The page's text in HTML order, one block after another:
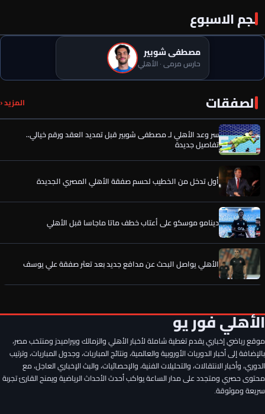
نجم الاسبوع
مصطفى شوبير
حارس مرمى · الأهلي
الصفقات المزيد ‹
رسميًا.. إمام عاشور يوافق على تمديد عقده مع الأهلي حتى 2030
تفاصيل جديدة
أول تدخل من الخطيب لحسم صفقة الأهلي المصري الجديدة
دينامو موسكو على أعتاب خطف ماتا ماجاسا قبل الأهلي
الأهلي يواصل البحث عن مدافع جديد بعد تعثر صفقة علي يوسف
الخطيب يحسم الصفقة الخامسة لـ الأهلي.. كواليس جديدة
سر وعد الأهلي لـ مصطفى شوبير قبل تمديد العقد ورقم خيالي..
تفاصيل جديدة
أول تدخل من الخطيب لحسم صفقة الأهلي المصري الجديدة
الأهلي فور يو
موقع رياضي إخباري يقدم تغطية شاملة لأخبار الأهلي والزمالك وبيراميدز ومنتخب مصر،
بالإضافة إلى أخبار الدوريات الأوروبية والعالمية، ونتائج المباريات، وجدول المباريات، وترتيب
الدوري، وأخبار الانتقالات، والتحليلات الفنية، والإحصائيات، والبث الإخباري العاجل، مع
محتوى حصري ومتجدد على مدار الساعة يواكب أحدث الأحداث الرياضية ويمنح القارئ تجربة
سريعة وموثوقة.